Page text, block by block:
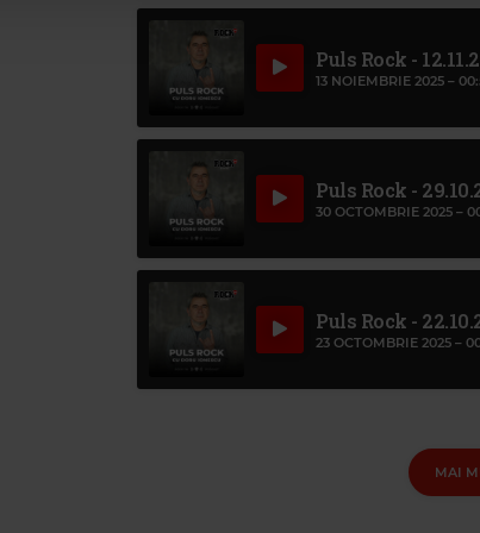
Puls Rock -
13 NOIEMBRIE 2025 –
Puls Rock -
30 OCTOMBRIE 2025 –
Puls Rock -
23 OCTOMBRIE 2025 –
MAI